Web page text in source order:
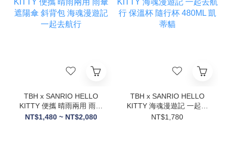
TBH x SANRIO HELLO
KITTY 便攜 晴雨兩用 雨傘
遮陽傘 斜背包 海魂漫遊記
NT$1,480 ~ NT$2,080
TBH x SANRIO HELLO
KITTY 海魂漫遊記 一起去
航行 保溫杯 隨行杯 480ML
NT$1,780